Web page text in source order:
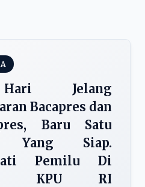
Jelang
Bacapres dan
Baru Satu
Yang Siap.
Pemilu Di
KPU RI